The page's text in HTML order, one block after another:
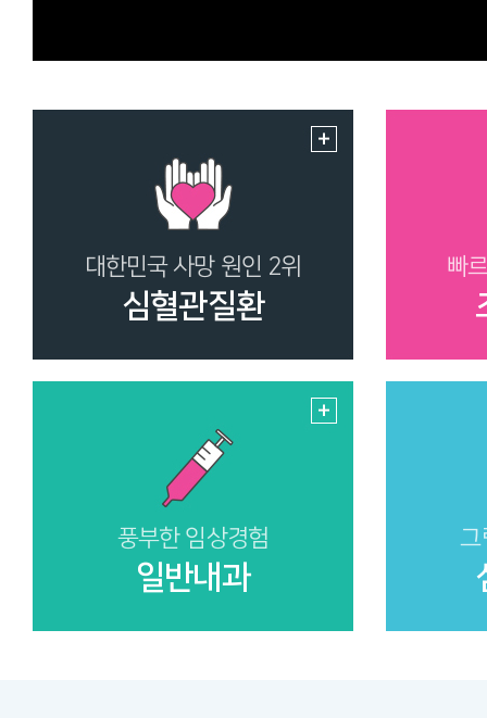
대한민국 사망 원인 2위
심혈관질환
빠
풍부한 임상경험
일반내과
그